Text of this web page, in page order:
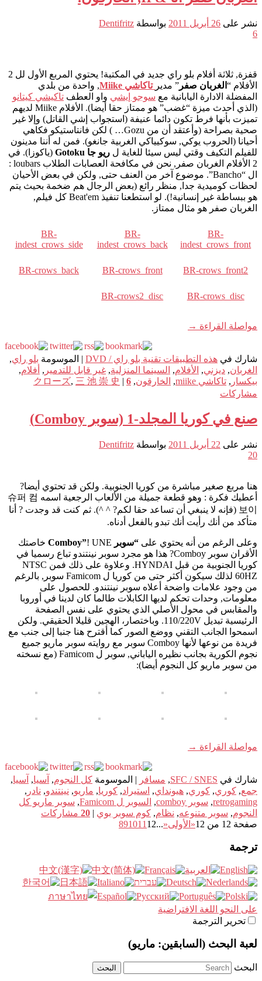
نشر على 26 أبريل 2011 بواسطة Dentifritz
6
قفزة, ثلاثة أفلام بلو راي جديد في المكتبة! يحتوي المربع الأول لل 2
الأفلام “ الغربان صفر ” مدير تاكاشي Miike
, واحدة من بلدي
المفضلة الادارة اليابانية مع سوجو إيشي واو العطف تاكيشي كيتانو
(الذي أحدث ميزة “غضب” هو ممتاز حقا أيضا). الأفلام Miike لديهم
تميزت بأنها فرط تكون دائما عنيفة (استجواب إشي القاتل) وإلا غير
صحية بصراحة (وأعتقد أن من Gozu… ) لكن فانتاستيكو فكاهي
أحيانا (الحروب يوكي, سوكيياكي الغربية جانغو). فمن له أننا مدينون
للفيلم التكيف وقتي ليس سيئا للغاية ل ريو جا Gotoku
(ياكوزا). في
2 الأفلام الغربان صفر, نحن في مكافحة العصابات الطلاب loubars :
ال “Bancho”. موضوع آخر من العنف حتى, ولكن في بعض الأحيان
لحظات كوميدية جدا, منظر رائع (بعض الرجال هم ضخمة بحيث يتم
هو ببساطة غير إنسانية!). لو استطعنا تنفيذ Beat'em كل فيلم,
الغربان صفر هو مثال ممتاز.
BR-
indest_crows_front
BR-
indest_crows_back
BR-
indest_crows_side
BR-crows_front2
BR-crows_front
BR-crows_back
BR-crows_disc
BR-crows2_disc
مواصلة القراءة →
شارك في هذه التطبيقات تقنية بلو راي / DVD | الموسومة بلو راي,
الغربان, ديزني, الأفلام, السينما المنزلية, غير قابل للتدمير , أفلام,
بيكسار , تاكاشي miike , الخارقون,
クローズ, 三 池 崇 史 | 6
مشاركات
صنع في كوريا المجلد-1 (سوبر Comboy)
نشر على 22 أبريل 2011 بواسطة Dentifritz
20
هنا مربع صغير مباشرة من كوريا الجنوبية. ولكن قد تحتوي أيضا?
أعطيك فكرة : وهو قطعة جميلة من الألعاب الرجعية اسمه 슈퍼 컴
보이 (فإنه لا ينبغي أن تساعد حقا لكم? ^ ^). ثم كنت قد وجدت ? أنا
متأكد من أنك رأيت أنك تبدو بالفعل أدناه.
وعلى الرغم من أنه يحتوي على “سوبر Comboy”
! UNE خاصتك
الأقران سوبر Comboy? هذا هو مجرد سوبر نينتندو تباع رسميا في
كوريا الجنوبية من قبل HYNDAI. وعلاوة على ذلك فمن NTSC
60HZ لذلك سيكون أكثر حتى من كوريا ل Famicom سوبر, بالرغم
من وجود علامات واضحة أعلاه سوبر نينتندو. للحصول على
معلومات, وحدات تحكم لديها الكابلات طالما كان لدينا في أوروبا
والمقابس في محول الأصلي الذي يحتوي على نفس الصفحة
الرئيسية تبديل 110/220V. وباختصار، الهجين قليلا الحقيقي. ولكن
اسمحوا الجانب التقني ووضع الصور كما أقترح هنا جنبا إلى جنب مع
فريدة من نوعها لأنها Comboy سوبر مع روايته سوبر ماريو جميع
نجوم الكورية بجانب نظيره الياباني, سوبر ل Famicom (مع نسخته
من سوبر ماريو كل النجوم أيضا):
مواصلة القراءة →
شارك في SFC / SNES
, مسافر | الموسومة كل النجوم, آسيا, آسيا,
جمع, كوري, كوري, هيونداي, استيراد, كوريا, ماريو, نينتندو, نادر ,
retrogaming
, سوبر comboy , السوبر ل Famicom , سوبر ماريو كل
النجوم, سوبر متنوعه, نظام, كوم سوبر بوي |
20 مشاركات
صفحة 12 من 12
«الأولى«
...
891011 12
ترجمة
على النحو اللغة الافتراضية
تحرير الترجمة
لعبة البحث (السابقين: ماريو)
البحث